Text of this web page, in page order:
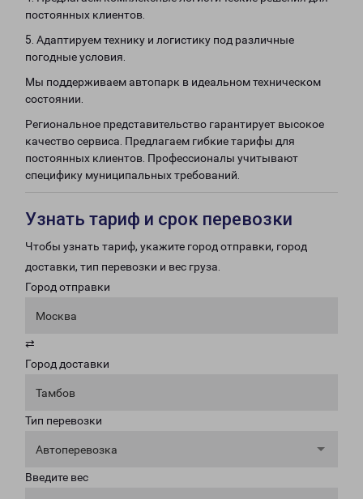
постоянных клиентов.
5. Адаптируем технику и логистику под различные
погодные условия.
Мы поддерживаем автопарк в идеальном техническом
состоянии.
Региональное представительство гарантирует высокое
качество сервиса. Предлагаем гибкие тарифы для
постоянных клиентов. Профессионалы учитывают
специфику муниципальных требований.
Узнать тариф и срок перевозки
Чтобы узнать тариф, укажите город отправки, город
доставки, тип перевозки и вес груза.
Город отправки
Москва
⇄
Город доставки
Тамбов
Тип перевозки
Автоперевозка
Введите вес